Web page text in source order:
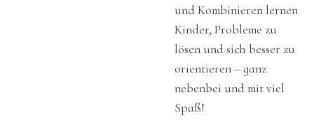
und Kombinieren lernen
Kinder, Probleme zu
lösen und sich besser zu
orientieren – ganz
nebenbei und mit viel
Spaß!